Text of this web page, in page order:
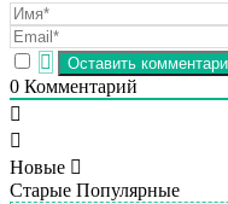
0 Комментарий
Новые
Старые Популярные